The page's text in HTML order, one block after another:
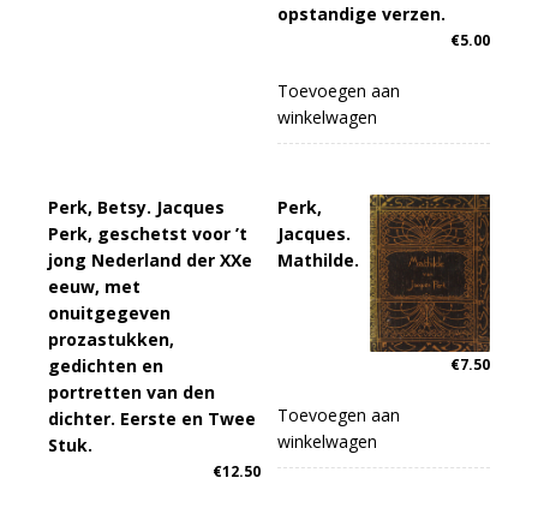
opstandige verzen.
€5.00
Toevoegen aan
winkelwagen
Perk, Betsy. Jacques
Perk, geschetst voor ’t
jong Nederland der XXe
eeuw, met
onuitgegeven
prozastukken,
gedichten en
portretten van den
dichter. Eerste en Twee
Stuk.
€12.50
Perk,
Jacques.
Mathilde.
€7.50
Toevoegen aan
winkelwagen